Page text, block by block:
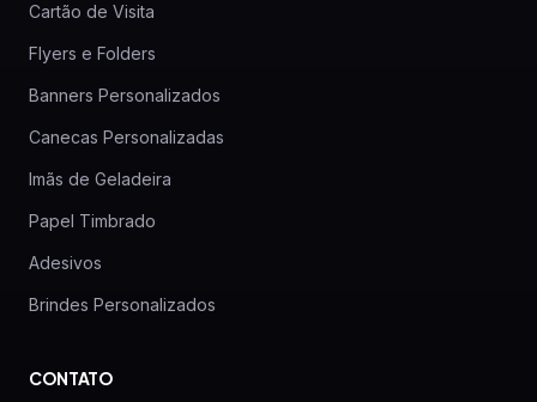
Cartão de Visita
Flyers e Folders
Banners Personalizados
Canecas Personalizadas
Imãs de Geladeira
Papel Timbrado
Adesivos
Brindes Personalizados
CONTATO